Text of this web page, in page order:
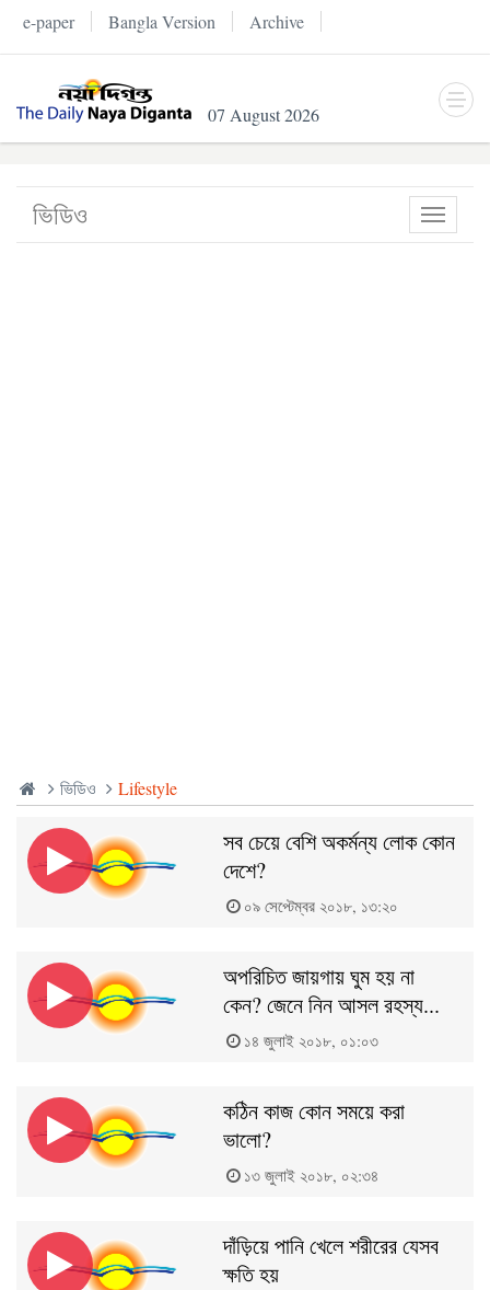
e-paper Bangla Version Archive
07 August 2026
Toggle
ভিডিও
ভিডিও Lifestyle
সব চেয়ে বেশি অকর্মন্য লোক কোন
দেশে?
০৯ সেপ্টেম্বর ২০১৮, ১৩:২০
অপরিচিত জায়গায় ঘুম হয় না
কেন? জেনে নিন আসল রহস্য...
১৪ জুলাই ২০১৮, ০১:০৩
কঠিন কাজ কোন সময়ে করা
ভালো?
১৩ জুলাই ২০১৮, ০২:৩৪
দাঁড়িয়ে পানি খেলে শরীরের যেসব
ক্ষতি হয়